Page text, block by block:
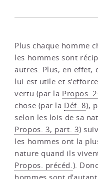
Plus chaque homme
les hommes sont
autres. Plus, en effet,
lui est utile et
vertu (par la Propos.
chose (par la Déf. 8),
selon les lois de sa
Propos. 3, part. 3)
les hommes ont la
nature quand ils
Propos. précéd.).